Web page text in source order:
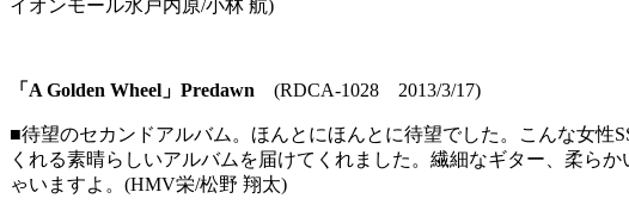
イオンモール水戸内原/小林 航)
「A Golden Wheel」Predawn (RDCA-1028 2013/3/17)
■待望のセカンドアルバム。ほんとにほんとに待望でした。こんな女性
くれる素晴らしいアルバムを届けてくれました。繊細なギター、柔ら
ゃいますよ。(HMV栄/松野 翔太)